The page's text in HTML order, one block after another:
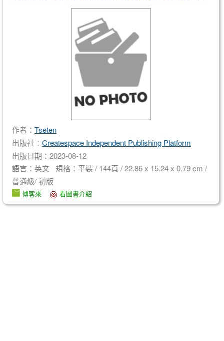
作者： Tseten
出版社： Createspace Independent Publishing Platform
出版日期：2023-08-12
語言：英文 規格：平裝 / 144頁 / 22.86 x 15.24 x 0.79 cm /
普通級/ 初版
博客來 看圖書介紹